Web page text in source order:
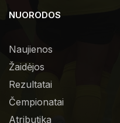
NUORODOS
Naujienos
Žaidėjos
Rezultatai
Čempionatai
Atributika